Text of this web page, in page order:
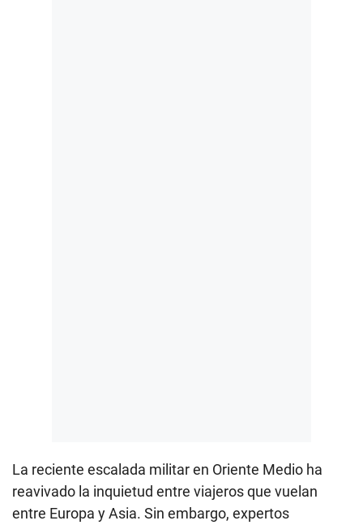
La reciente escalada militar en Oriente Medio ha
reavivado la inquietud entre viajeros que vuelan
entre Europa y Asia. Sin embargo, expertos